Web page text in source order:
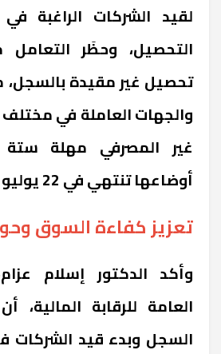
لقيد الشركات الراغبة
التحصيل، وحظَر
تحصيل غير مقيدة بالسجل،
والجهات العاملة في
غير المصرفي مهلة
أوضاعها تنتهي في 22 يوليو المقبل.
تعزيز كفاءة السوق
وأكد الدكتور إسلام
العامة للرقابة
السجل وبدء قيد الشركات